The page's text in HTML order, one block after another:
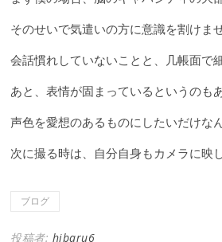
そのせいで気遣いの方に意識を割けませ
会話慣れしていないことと、几帳面で
あと、表情が固まっているというのも
声色を愛想のあるものにしたいだけな
次に撮る時は、自分自身もカメラに映
ブログ
投稿者: hibaru6